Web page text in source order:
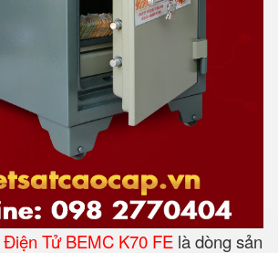
Điện Tử BEMC K70 FE là dòng sản